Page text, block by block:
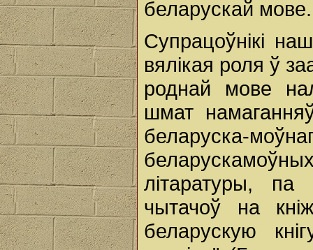
беларускай мове.
Супрацоўнікі
вялікая роля ў
роднай мове
шмат
беларуска-
літаратуры,
чытачоў на
беларускую